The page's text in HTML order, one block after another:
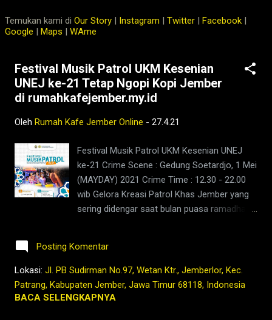
Temukan kami di Our Story | Instagram | Twitter | Facebook |
Google | Maps | WAme
Festival Musik Patrol UKM Kesenian
UNEJ ke-21 Tetap Ngopi Kopi Jember
di rumahkafejember.my.id
Oleh Rumah Kafe Jember Online - 27.4.21
Festival Musik Patrol UKM Kesenian UNEJ
ke-21 Crime Scene : Gedung Soetardjo, 1 Mei
(MAYDAY) 2021 Crime Time : 12.30 - 22.00
wib Gelora Kreasi Patrol Khas Jember yang
sering didengar saat bulan puasa ramadhan
Kesenian Universitas Jember. Jadi mau
ngabuburit, bisa Mau buka bersama sambil
nonton patrol, bisa Mau ngajak ortu atau
calon gebetan, bisa juga Mau nonton sambil
Posting Komentar
Lokasi: Jl. PB Sudirman No.97, Wetan Ktr., Jemberlor, Kec.
Patrang, Kabupaten Jember, Jawa Timur 68118, Indonesia
BACA SELENGKAPNYA